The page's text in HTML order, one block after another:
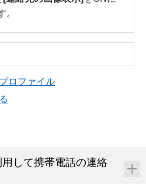
。
ロファイル
して携帯電話の連絡